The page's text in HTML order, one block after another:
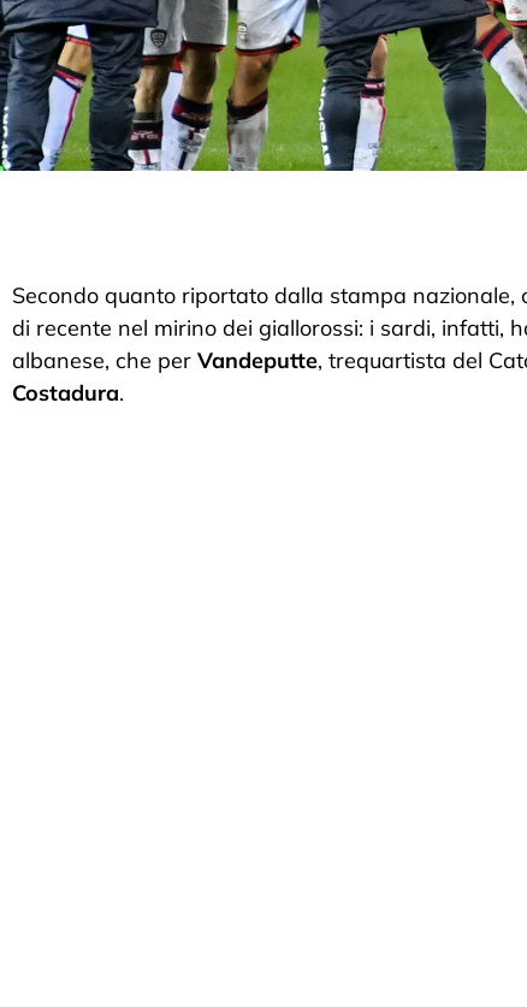
Secondo quanto riportato dalla stampa
di recente nel mirino dei giallorossi: i sardi, infatti,
albanese, che per Vandeputte, trequartista del
Costadura.